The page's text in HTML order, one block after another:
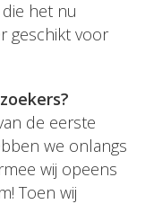
het nu
geschikt voor
de eerste
we onlangs
wij opeens
Toen wij